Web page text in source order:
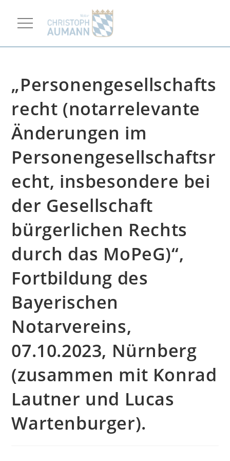
„Personengesellschafts
recht (notarrelevante
Änderungen im
Personengesellschaftsr
echt, insbesondere bei
der Gesellschaft
bürgerlichen Rechts
durch das MoPeG)“,
Fortbildung des
Bayerischen
Notarvereins,
07.10.2023, Nürnberg
(zusammen mit Konrad
Lautner und Lucas
Wartenburger).